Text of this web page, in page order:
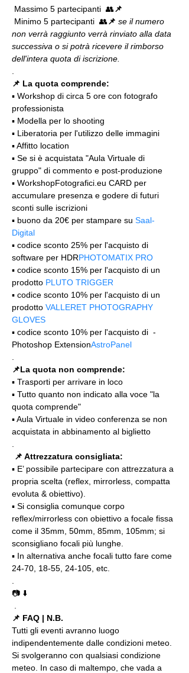
Massimo 5 partecipanti  👥📌
Minimo 5 partecipanti  👥📌 se il numero
non verrà raggiunto verrà rinviato alla data
successiva o si potrà ricevere il rimborso
dell'intera quota di iscrizione.
📌 La quota comprende:
▪️ Workshop di circa 5 ore con fotografo
professionista
▪️ Modella per lo shooting
▪️ Liberatoria per l'utilizzo delle immagini
▪️ Affitto location
▪️ Se si è acquistata "Aula Virtuale di
gruppo" di commento e post-produzione
▪️ WorkshopFotografici.eu CARD per
accumulare presenza e godere di futuri
sconti sulle iscrizioni
▪️ buono da 20€ per stampare su Saal-
Digital
▪️ codice sconto 25% per l'acquisto di
software per HDRPHOTOMATIX PRO
▪️ codice sconto 15% per l'acquisto di un
prodotto PLUTO TRIGGER
▪️ codice sconto 10% per l'acquisto di un
prodotto VALLERET PHOTOGRAPHY
GLOVES
▪️ codice sconto 10% per l'acquisto di -
Photoshop ExtensionAstroPanel
📌La quota non comprende:
▪️ Trasporti per arrivare in loco
▪️ Tutto quanto non indicato alla voce "la
quota comprende"
▪️ Aula Virtuale in video conferenza se non
acquistata in abbinamento al biglietto
📌 Attrezzatura consigliata:
▪️ E’ possibile partecipare con attrezzatura a
propria scelta (reflex, mirrorless, compatta
evoluta & obiettivo).
▪️ Si consiglia comunque corpo
reflex/mirrorless con obiettivo a focale fissa
come il 35mm, 50mm, 85mm, 105mm; si
sconsigliano focali più lunghe.
▪️ In alternativa anche focali tutto fare come
24-70, 18-55, 24-105, etc.
📷 ⬇️
📌 FAQ | N.B.
Tutti gli eventi avranno luogo
indipendentemente dalle condizioni meteo.
Si svolgeranno con qualsiasi condizione
meteo. In caso di maltempo, che vada a